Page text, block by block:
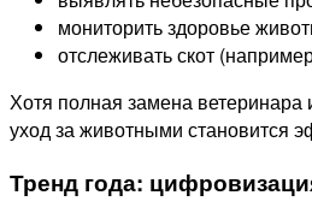
мониторить здоровье
отслеживать скот
Хотя полная замена
уход за животными становится
Тренд года: